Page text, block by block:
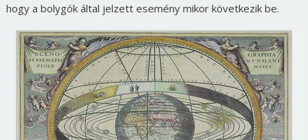
hogy a bolygók által jelzett esemény mikor következik be.